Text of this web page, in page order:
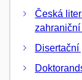
Česká
Disertační